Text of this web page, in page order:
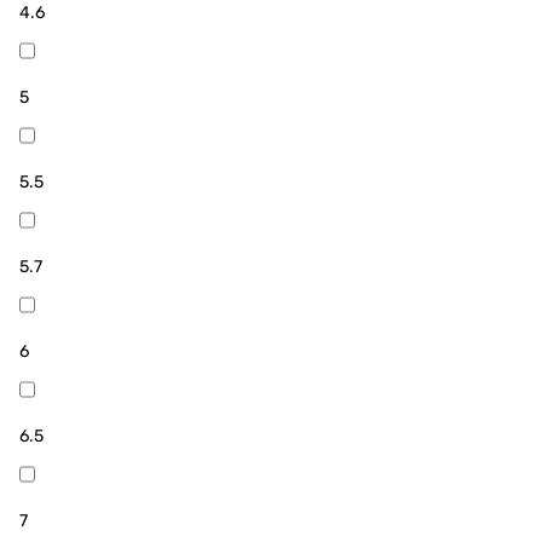
4.6
5
5.5
5.7
6
6.5
7